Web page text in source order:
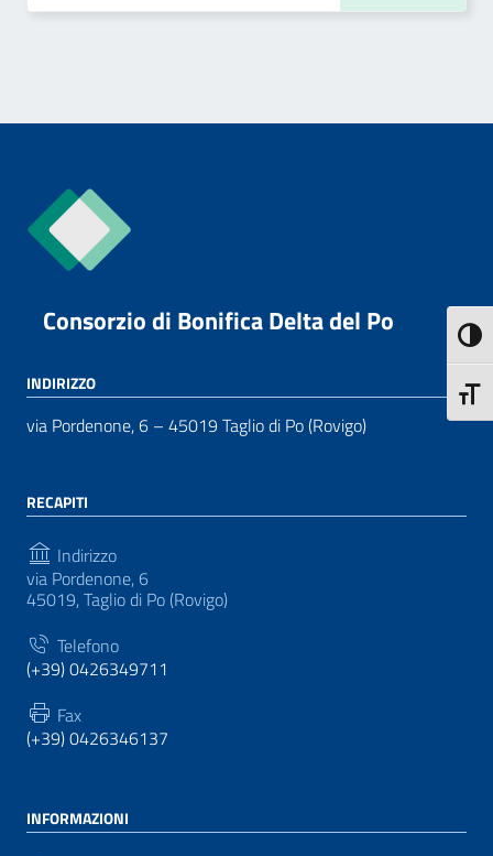
Consorzio di Bonifica Delta del Po
INDIRIZZO
via Pordenone, 6 – 45019 Taglio di Po (Rovigo)
RECAPITI
Indirizzo
via Pordenone, 6
45019, Taglio di Po (Rovigo)
Telefono
(+39) 0426349711
Fax
(+39) 0426346137
INFORMAZIONI